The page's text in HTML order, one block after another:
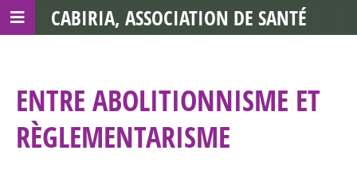
ENTRE ABOLITIONNISME ET
RÈGLEMENTARISME
CABIRIA, ASSOCIATION DE SANTÉ